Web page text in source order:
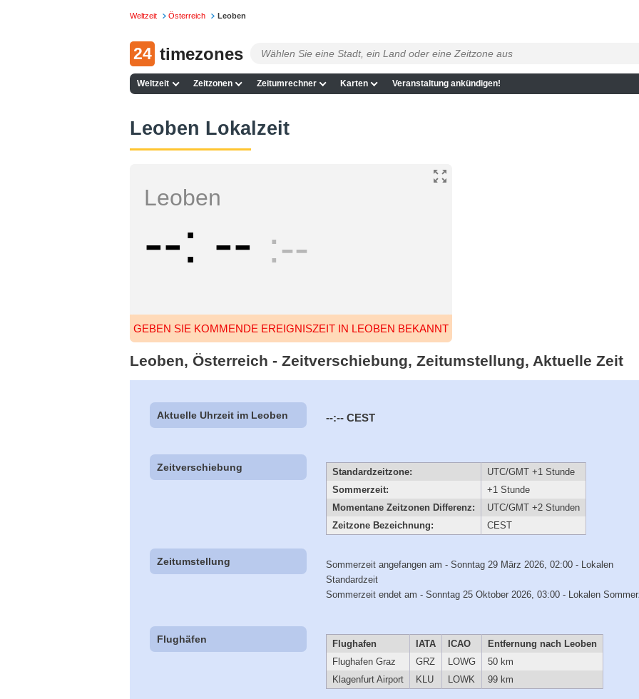
Weltzeit Österreich Leoben
24 timezones
Weltzeit Zeitzonen Zeitumrechner Karten Veranstaltung ankündigen!
Leoben Lokalzeit
Leoben
-- -- --
GEBEN SIE KOMMENDE EREIGNISZEIT IN LEOBEN BEKANNT
Leoben, Österreich - Zeitverschiebung, Zeitumstellung, Aktuelle Zeit
Aktuelle Uhrzeit im Leoben --:-- CEST
Zeitverschiebung Standardzeitzone:
UTC/GMT +1 Stunde
Sommerzeit:
+1 Stunde
Momentane Zeitzonen Differenz:
UTC/GMT +2 Stunden
Zeitzone Bezeichnung:
CEST
Zeitumstellung
Sommerzeit angefangen am - Sonntag 29 März 2026, 02:00 - Lokalen
Standardzeit
Sommerzeit endet am - Sonntag 25 Oktober 2026, 03:00 - Lokalen
Flughäfen Flughafen IATA ICAO
Entfernung nach Leoben
Flughafen Graz
GRZ LOWG
50 km
Klagenfurt Airport
KLU LOWK 99 km